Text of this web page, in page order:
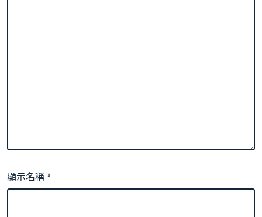
顯示名稱*